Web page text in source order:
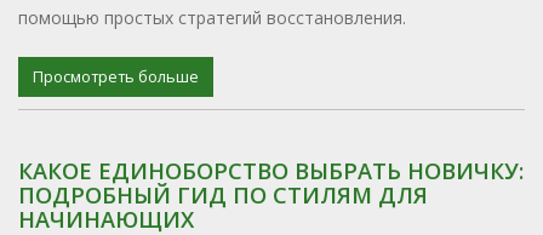
помощью простых стратегий восстановления.
Просмотреть больше
КАКОЕ ЕДИНОБОРСТВО ВЫБРАТЬ НОВИЧКУ:
ПОДРОБНЫЙ ГИД ПО СТИЛЯМ ДЛЯ
НАЧИНАЮЩИХ